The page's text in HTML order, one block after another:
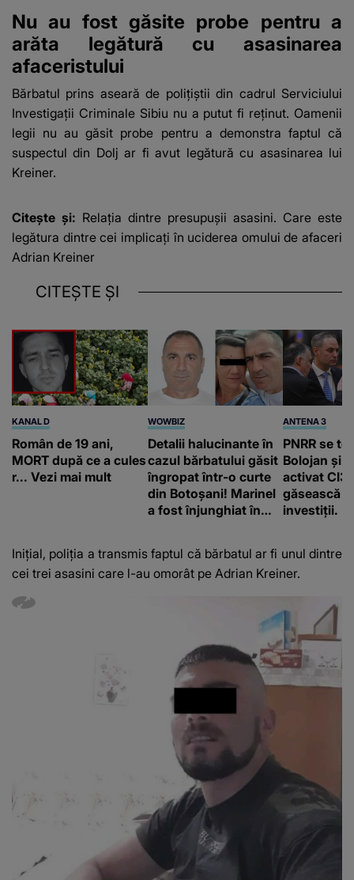
Nu au fost găsite probe pentru a
arăta legătură cu asasinarea
afaceristului
Bărbatul prins aseară de polițiștii din cadrul Serviciului
Investigații Criminale Sibiu nu a putut fi reținut. Oamenii
legii nu au găsit probe pentru a demonstra faptul că
suspectul din Dolj ar fi avut legătură cu asasinarea lui
Kreiner.
Citește și: Relația dintre presupușii asasini. Care este
legătura dintre cei implicați în uciderea omului de afaceri
Adrian Kreiner
CITEȘTE ȘI
KANAL D
Român de 19 ani,
MORT după ce a cules
r... Vezi mai mult
WOWBIZ
Detalii halucinante în
cazul bărbatului găsit
îngropat într-o curte
din Botoșani! Marinel
a fost înjunghiat în
suspecți
ANTENA 3
PNRR se
Bolojan și
activat
găsească
investiții.
Inițial, poliția a transmis faptul că bărbatul ar fi unul dintre
cei trei asasini care l-au omorât pe Adrian Kreiner.